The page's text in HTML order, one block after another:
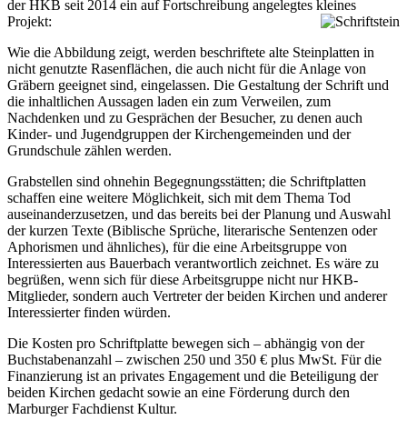
der HKB seit 2014 ein auf Fortschreibung angelegtes kleines
Projekt:
Wie die Abbildung zeigt, werden beschriftete alte Steinplatten in
nicht genutzte Rasenflächen, die auch nicht für die Anlage von
Gräbern geeignet sind, eingelassen. Die Gestaltung der Schrift und
die inhaltlichen Aussagen laden ein zum Verweilen, zum
Nachdenken und zu Gesprächen der Besucher, zu denen auch
Kinder- und Jugendgruppen der Kirchengemeinden und der
Grundschule zählen werden.
Grabstellen sind ohnehin Begegnungsstätten; die Schriftplatten
schaffen eine weitere Möglichkeit, sich mit dem Thema Tod
auseinanderzusetzen, und das bereits bei der Planung und Auswahl
der kurzen Texte (Biblische Sprüche, literarische Sentenzen oder
Aphorismen und ähnliches), für die eine Arbeitsgruppe von
Interessierten aus Bauerbach verantwortlich zeichnet. Es wäre zu
begrüßen, wenn sich für diese Arbeitsgruppe nicht nur HKB-
Mitglieder, sondern auch Vertreter der beiden Kirchen und anderer
Interessierter finden würden.
Die Kosten pro Schriftplatte bewegen sich – abhängig von der
Buchstabenanzahl – zwischen 250 und 350 € plus MwSt. Für die
Finanzierung ist an privates Engagement und die Beteiligung der
beiden Kirchen gedacht sowie an eine Förderung durch den
Marburger Fachdienst Kultur.